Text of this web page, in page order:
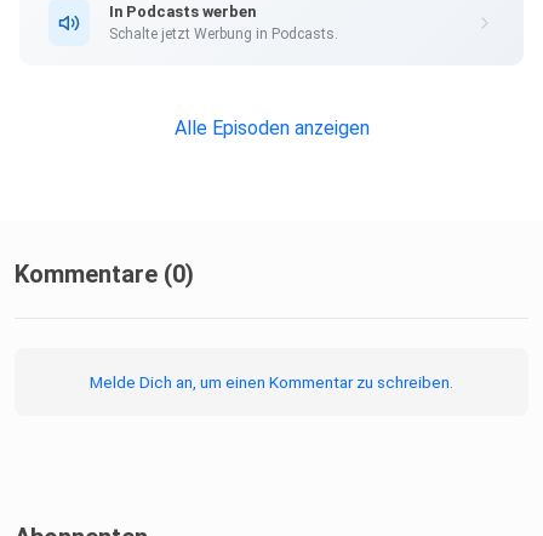
In Podcasts werben
Schalte jetzt Werbung in Podcasts.
Alle Episoden anzeigen
Kommentare (0)
Melde Dich an, um einen Kommentar zu schreiben.